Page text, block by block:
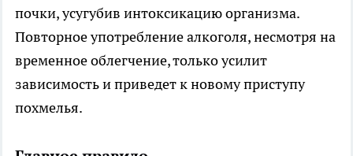
почки, усугубив интоксикацию организма.
Повторное употребление алкоголя, несмотря на
временное облегчение, только усилит
зависимость и приведет к новому приступу
похмелья.